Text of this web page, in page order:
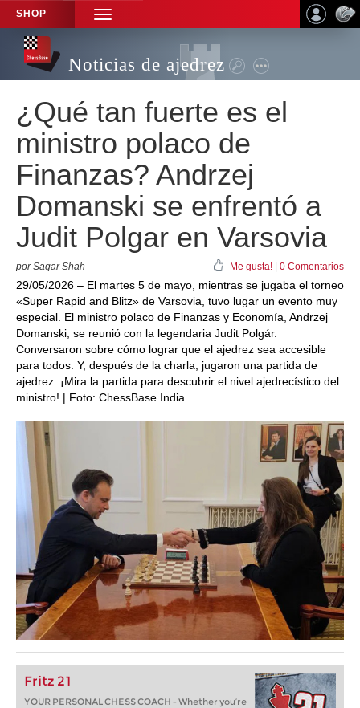
SHOP
TOGGLE
NAVIGATION
Noticias de ajedrez
¿Qué tan fuerte es el
ministro polaco de
Finanzas? Andrzej
Domanski se enfrentó a
Judit Polgar en Varsovia
por Sagar Shah Me gusta! 0 Comentarios
29/05/2026 – El martes 5 de mayo, mientras se jugaba el torneo
«Super Rapid and Blitz» de Varsovia, tuvo lugar un evento muy
especial. El ministro polaco de Finanzas y Economía, Andrzej
Domanski, se reunió con la legendaria Judit Polgár.
Conversaron sobre cómo lograr que el ajedrez sea accesible
para todos. Y, después de la charla, jugaron una partida de
ajedrez. ¡Mira la partida para descubrir el nivel ajedrecístico del
ministro! | Foto: ChessBase India
Fritz 21
YOUR PERSONAL CHESS COACH - Whether you’re